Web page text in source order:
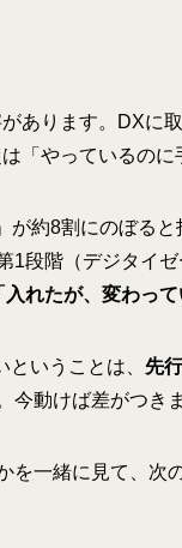
あります。DXに
「やっているのに
約8割にのぼる
1段階（デジタイ
入れたが、変わって
いうことは、 先
動けば差がつきま
を一緒に見て、次